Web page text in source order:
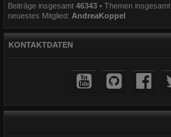
Beiträge insgesamt 46343 • Themen insgesamt
neuestes Mitglied: AndreaKoppel
KONTAKTDATEN